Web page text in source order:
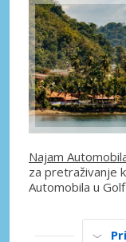
Najam
za pretraživanje
Automobila u